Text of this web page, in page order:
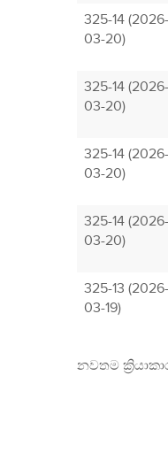
325-14 (2026-
03-20)
325-14 (2026-
03-20)
325-14 (2026-
03-20)
325-14 (2026-
03-20)
325-13 (2026-
03-19)
නවතම